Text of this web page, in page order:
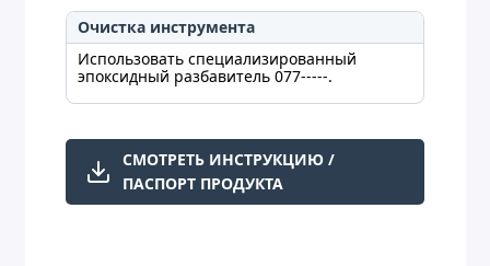
Очистка инструмента
Использовать специализированный
эпоксидный разбавитель 077-----.
СМОТРЕТЬ ИНСТРУКЦИЮ /
ПАСПОРТ ПРОДУКТА